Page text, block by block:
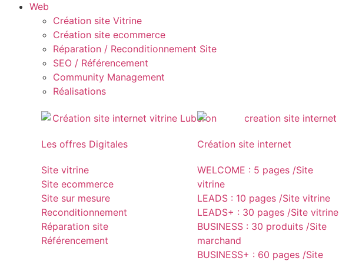
Web
Création site Vitrine
Création site ecommerce
Réparation / Reconditionnement Site
SEO / Référencement
Community Management
Réalisations
Les offres Digitales
Site vitrine
Site ecommerce
Site sur mesure
Reconditionnement
Réparation site
Référencement
Création site internet
WELCOME : 5 pages /Site
vitrine
LEADS : 10 pages /Site vitrine
LEADS+ : 30 pages /Site vitrine
BUSINESS : 30 produits /Site
marchand
BUSINESS+ : 60 pages /Site